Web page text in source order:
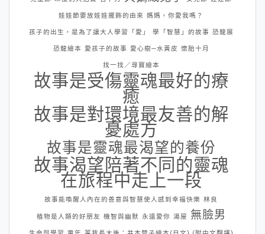
娃娃節要放娃娃擺飾的由來 媽媽，你愛我嗎？
孩子的出生，是為了讓大人學習「愛」 學「智慧」的故事 恐龍展
恐龍繪本 愛孩子的故事 愛心樹─水黃皮 懷胎十月
找一找／尋寶繪本
故事是受傷靈魂最好的療
癒
故事是對環境最友善的解
憂處方
故事是靈魂最渴望的養份
故事渴望陪著不同的靈魂
在旅程中走上一段
故事能喚醒人內在的善意與智慧使人感到幸福快樂 林良
植物是人類的好朋友 機智與幽默 永遠愛你 湯屋 無臉男